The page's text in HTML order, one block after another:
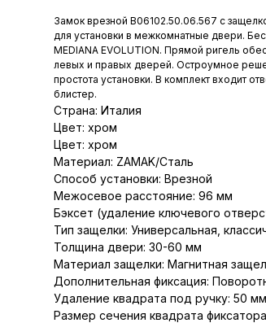
Замок врезной B06102.50.06.567 с
для установки в межкомнатные двери.
MEDIANA EVOLUTION. Прямой ригель
левых и правых дверей. Остроумное
простота установки. В комплект входит
блистер.
Страна: Италия
Цвет: хром
Цвет: хром
Материал: ZAMAK/Сталь
Способ установки: Врезной
Межосевое расстояние: 96 мм
Бэксет (удаление ключевого
Тип защелки: Универсальная,
Толщина двери: 30-60 мм
Материал защелки: Магнитная
Дополнительная фиксация:
Удаление квадрата под ручку: 50 мм
Размер сечения квадрата